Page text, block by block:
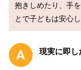
抱きしめたり、手
現実に即し